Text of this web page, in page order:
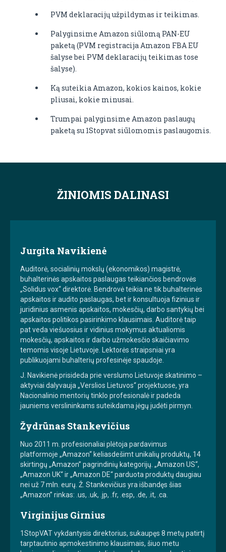
PVM deklaracijų užpildymas ir teikimas.
Palyginsime Amazon siūlomą PAN-EU
paketą (PVM registracija Amazon FBA EU
šalyse bei PVM deklaracijų teikimas tose
šalyse).
Ką suteikia Amazon, kokios kainos, kokie
pliusai, kokie minusai.
Trumpai palyginsime Amazon paslaugų
paketą su 1Stopvat siūlomomis paslaugomis.
ŽINIOMIS DALINASI
Jurgita Navikienė
Auditorė, socialinių mokslų (ekonomikos) magistrė,
buhalterinės apskaitos paslaugas teikiančios bendrovės
„Solidus vox“ direktorė. Bendrovė teikia ne tik buhalterinės
apskaitos ir audito paslaugas, bet ir konsultuoja fizinius ir
juridinius asmenis apskaitos, mokesčių, darbo santykių bei
apskaitos politikos pasirinkimo klausimais. Auditorė taip
pat veda viešuosius ir vidinius mokymus aktualiomis
mokesčių, apskaitos ir darbo užmokesčio skaičiavimo
temomis visoje Lietuvoje. Lektorės straipsniai yra
publikuojami buhalterių profesinėje spaudoje.
J. Navikienė prisideda prie verslumo Lietuvoje skatinimo –
aktyviai dalyvauja „Verslios Lietuvos“ projektuose, yra
Nacionalinio mentorių tinklo profesionalė ir padeda
jauniems verslininkams suteikdama jėgų judėti pirmyn.
Žydrūnas Stankevičius
Nuo 2011 m. profesionaliai plėtoja pardavimus
platformoje „Amazon“ keliasdešimt unikalių produktų, 14
skirtingų „Amazon” pagrindinių kategorijų. „Amazon US“,
„Amazon UK“ ir „Amazon DE“ parduota produktų daugiau
nei už 7 mln. eurų. Ž. Stankevičius yra išbandęs šias
„Amazon” rinkas: .us, .uk, .jp, .fr, .esp, .de, .it, .ca.
Virginijus Girnius
1StopVAT vykdantysis direktorius, sukaupęs 8 metų patirtį
tarptautinio apmokestinimo klausimais, šiuo metu